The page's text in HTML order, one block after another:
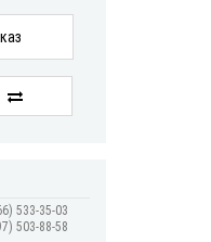
533-35-03
503-88-58